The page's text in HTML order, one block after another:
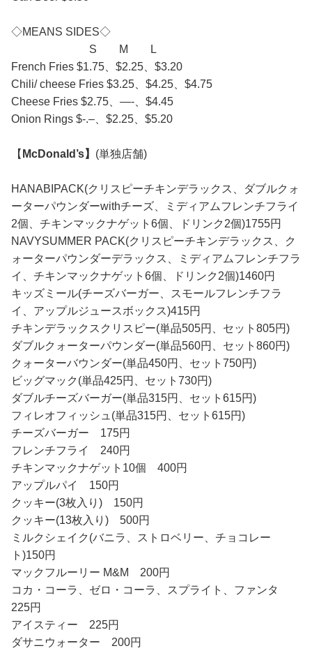
◇MEANS SIDES◇
S M L
French Fries $1.75、$2.25、$3.20
Chili/ cheese Fries $3.25、$4.25、$4.75
Cheese Fries $2.75、—-、$4.45
Onion Rings $-.–、$2.25、$5.20
【 McDonald’s】 (単独店舗)
HANABIPACK(クリスピーチキンデラックス、ダブルクォ
ーターパウンダーwithチーズ、ミディアムフレンチフライ
2個、チキンマックナゲット6個、ドリンク2個)1755円
NAVYSUMMER PACK(クリスピーチキンデラックス、ク
ォーターパウンダーデラックス、ミディアムフレンチフラ
イ、チキンマックナゲット6個、ドリンク2個)1460円
キッズミール(チーズバーガー、スモールフレンチフラ
イ、アップルジュースボックス)415円
チキンデラックスクリスピー(単品505円、セット805円)
ダブルクォーターパウンダー(単品560円、セット860円)
クォーターバウンダー(単品450円、セット750円)
ビッグマック(単品425円、セット730円)
ダブルチーズバーガー(単品315円、セット615円)
フィレオフィッシュ(単品315円、セット615円)
チーズバーガー 175円
フレンチフライ 240円
チキンマックナゲット10個 400円
アップルパイ 150円
クッキー(3枚入り) 150円
クッキー(13枚入り) 500円
ミルクシェイク(バニラ、ストロベリー、チョコレー
ト)150円
マックフルーリー M&M 200円
コカ・コーラ、ゼロ・コーラ、スプライト、ファンタ
225円
アイスティー 225円
ダサニウォーター 200円